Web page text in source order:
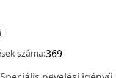
száma:369